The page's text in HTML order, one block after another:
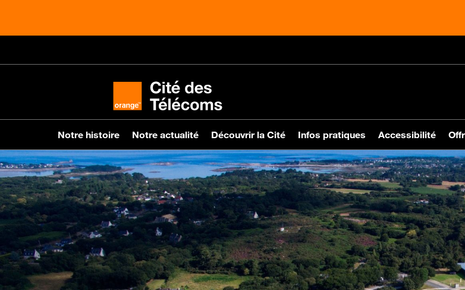
Notre histoire Notre actualité Découvrir la Cité Infos pratiques Accessibilité